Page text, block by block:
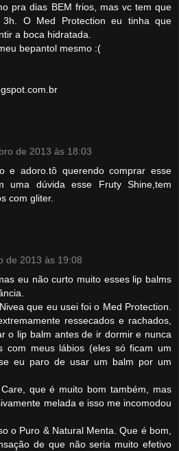
pra dias BEM frios, mas vc tem que
O Med Protection eu tinha que
a boca hidratada.
bepantol mesmo :(
de 2013 às 18:03
e adoro.tô querendo comprar esse
uma dúvida esse Fruty Shine,tem
com gliter.
de 2013 às 19:08
eu não curto muito esses lip balms
que eu usei foi o Med Protection.
ressecados e rachados,
o lip balm antes de ir dormir e nunca
com meus lábios (eles só ficam um
eu paro de usar um balm por um
que é muito bom também, mas
melada e isso me incomodou
o Puro & Natural Menta. Que é bom,
de que não seria muito efetivo